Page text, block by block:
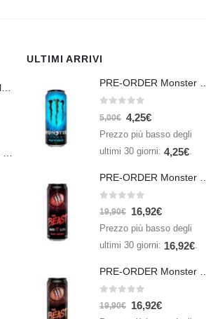
Ferrara Atomic Fireballs Cinnamon 1 Piece - 5 gr
Trident Tropical Twist - 26,6 gr
ULTIMI ARRIVI
PRE-ORDER Monster Energy Nitro Blue
5,00€ 4,25€
Prezzo più basso degli
ultimi 30 giorni: 4,25€
19,90€ 16,92€
Prezzo più basso degli
ultimi 30 giorni: 16,92€
19,90€ 16,92€